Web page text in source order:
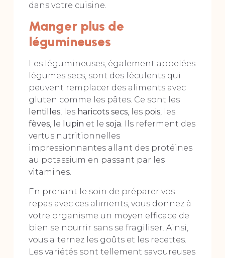
dans votre cuisine.
Manger plus de
légumineuses
Les légumineuses, également appelées
légumes secs, sont des féculents qui
peuvent remplacer des aliments avec
gluten comme les pâtes. Ce sont les
lentilles, les haricots secs, les pois, les
fèves, le lupin et le soja. Ils referment des
vertus nutritionnelles
impressionnantes allant des protéines
au potassium en passant par les
vitamines.
En prenant le soin de préparer vos
repas avec ces aliments, vous donnez à
votre organisme un moyen efficace de
bien se nourrir sans se fragiliser. Ainsi,
vous alternez les goûts et les recettes.
Les variétés sont tellement savoureuses